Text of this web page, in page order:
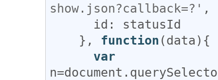
show.json?callback=?' ,
id : statusId
    },
function (data ){
var
n=document .